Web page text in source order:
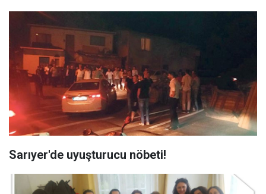
Sarıyer'de uyuşturucu nöbeti!